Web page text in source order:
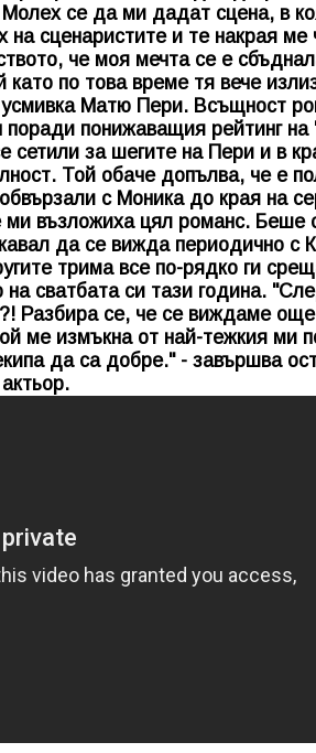
се да ми дадат сцена, в
сценаристите и те накрая ме
че моя мечта се е
като по това време тя вече
Матю Пери. Всъщност
понижаващия рейтинг на
сетили за шегите на Пери и в
Той обаче допълва, че е
с Моника до края на
ми възложиха цял романс. Беше
да се вижда периодично с
трима все по-рядко ги
сватбата си тази година.
Разбира се, че се виждаме
ме измъкна от най-тежкия ми
да са добре." - завършва